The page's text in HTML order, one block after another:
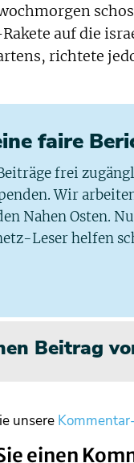
auf die
richtete
faire
frei
Wir
Nahen Osten.
Leser helfen
Beitrag
unsere
einen